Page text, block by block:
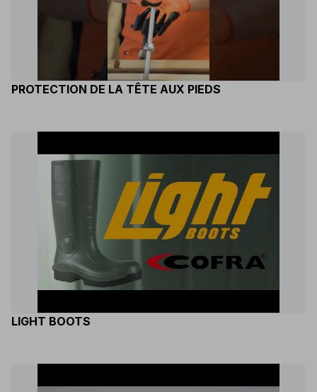
PROTECTION DE LA TÊTE AUX PIEDS
LIGHT BOOTS